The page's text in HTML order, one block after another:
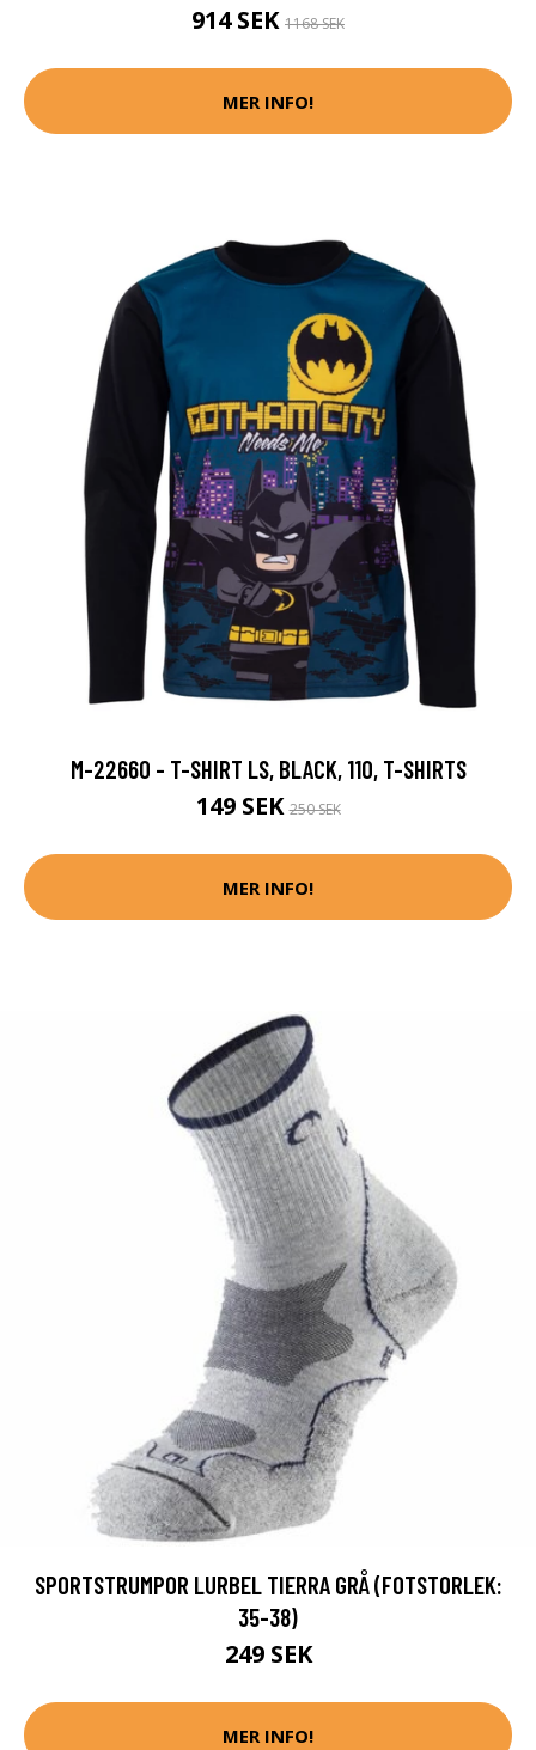
914 SEK 1168 SEK
MER INFO!
M-22660 - T-SHIRT LS, BLACK, 110, T-SHIRTS
149 SEK250 SEK
MER INFO!
SPORTSTRUMPOR LURBEL TIERRA GRÅ (FOTSTORLEK:
35-38)
249 SEK
MER INFO!